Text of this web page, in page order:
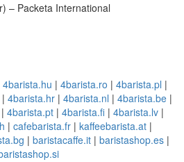
– Packeta International
4barista.hu | 4barista.ro | 4barista.pl |
| 4barista.hr | 4barista.nl | 4barista.be |
| 4barista.pt | 4barista.fi | 4barista.lv |
| cafebarista.fr | kaffeebarista.at |
| baristacaffe.it| baristashop.es|